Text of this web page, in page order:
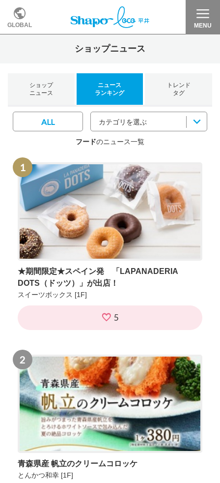
GLOBAL MENU
ショップニュース
ショップ
ニュース
ニュース
ランキング
トレンド
タグ
カテゴリを選ぶ
ALL
フードのニュース一覧
1
★期間限定★スペイン発 「LAPANADERIA
DOTS（ドッツ）」が出店！
スイーツボックス [1F]
5
2
青森県産 帆立のクリームコロッケ
とんかつ和幸 [1F]